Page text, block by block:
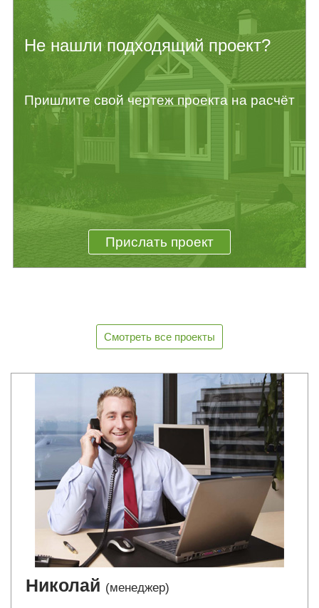
Не нашли подходящий проект?
Пришлите свой чертеж проекта на расчёт
Прислать проект
Смотреть все проекты
Николай (менеджер)